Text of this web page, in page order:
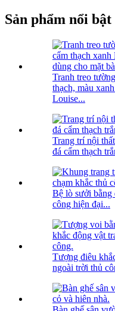
Sản phẩm nổi bật
Tranh treo
thạch, màu
Louise...
Trang trí nội
đá cẩm thạch
Bệ lò sưởi bằng
công hiện đại...
Tượng điêu
ngoài trời thủ